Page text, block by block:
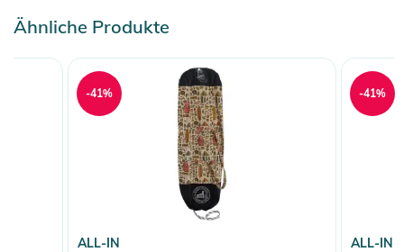
Ähnliche Produkte
ALL-IN
-41%
ALL-IN
-41%